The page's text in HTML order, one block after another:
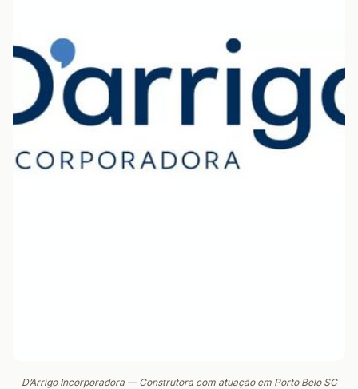
D’Arrigo Incorporadora — Construtora com atuação em Porto Belo SC